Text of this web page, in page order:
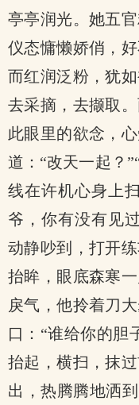
亭亭润光。她五
仪态慵懒娇俏，
而红润泛粉，犹
去采摘，去撷取
此眼里的欲念，
道：“改天一起？
线在许机心身上
爷，你有没有见
动静吵到，打开
抬眸，眼底森寒
戾气，他拎着刀
口：“谁给你的胆
抬起，横扫，抹
出，热腾腾地洒